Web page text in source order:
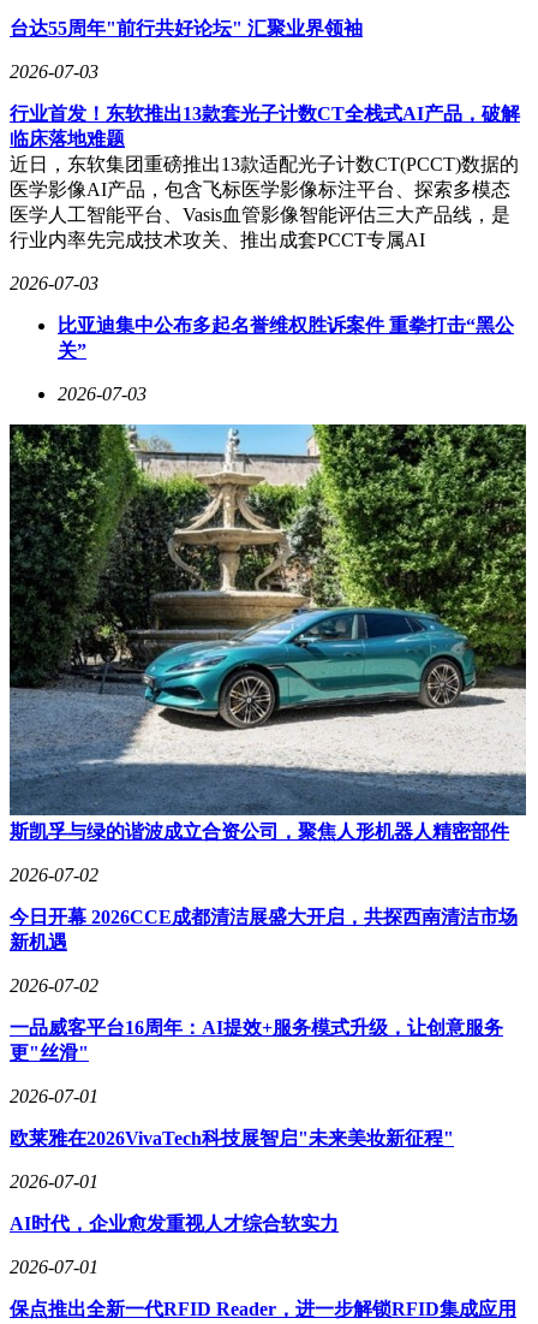
台达55周年"前行共好论坛" 汇聚业界领袖
2026-07-03
行业首发！东软推出13款套光子计数CT全栈式AI产品，破解
临床落地难题
近日，东软集团重磅推出13款适配光子计数CT(PCCT)数据的
医学影像AI产品，包含飞标医学影像标注平台、探索多模态
医学人工智能平台、Vasis血管影像智能评估三大产品线，是
行业内率先完成技术攻关、推出成套PCCT专属AI
2026-07-03
比亚迪集中公布多起名誉维权胜诉案件 重拳打击“黑公
关”
2026-07-03
斯凯孚与绿的谐波成立合资公司，聚焦人形机器人精密部件
2026-07-02
今日开幕 2026CCE成都清洁展盛大开启，共探西南清洁市场
新机遇
2026-07-02
一品威客平台16周年：AI提效+服务模式升级，让创意服务
更"丝滑"
2026-07-01
欧莱雅在2026VivaTech科技展智启"未来美妆新征程"
2026-07-01
AI时代，企业愈发重视人才综合软实力
2026-07-01
保点推出全新一代RFID Reader，进一步解锁RFID集成应用